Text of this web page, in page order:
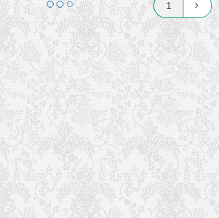
AE/C4D教程 ：Form插件制作华丽的粒
子效果
2013年12月7日 6,998
Plexus2全套教程下载
2012年9月13日 14,978
17